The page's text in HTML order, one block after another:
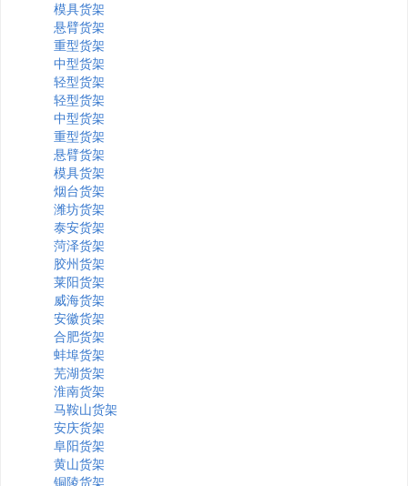
模具货架
悬臂货架
重型货架
中型货架
轻型货架
轻型货架
中型货架
重型货架
悬臂货架
模具货架
烟台货架
潍坊货架
泰安货架
菏泽货架
胶州货架
莱阳货架
威海货架
安徽货架
合肥货架
蚌埠货架
芜湖货架
淮南货架
马鞍山货架
安庆货架
阜阳货架
黄山货架
铜陵货架